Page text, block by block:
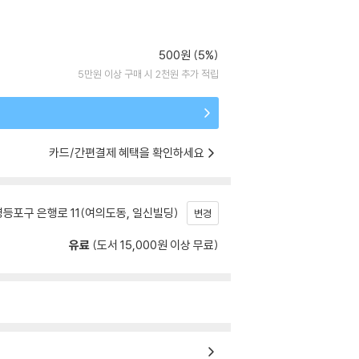
500원 (5%)
5만원 이상 구매 시 2천원 추가 적립
카드/간편결제 혜택을 확인하세요
포구 은행로 11(여의도동, 일신빌딩) 변경
유료 (도서 15,000원 이상 무료)